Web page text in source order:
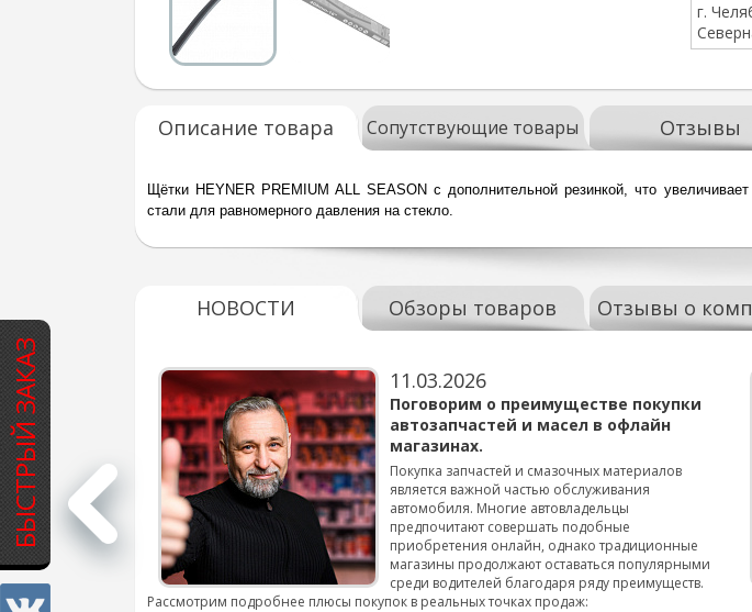
БЫСТРЫЙ ЗАКАЗ
г.
Описание товара Сопутствующие товары Отзывы
Щётки HEYNER PREMIUM ALL SEASON с дополнительной резинкой, что
стали для равномерного давления на стекло.
НОВОСТИ Обзоры товаров Отзывы о
для
смены шин на
подробнее...
11.03.2026
Поговорим о преимуществе покупки
автозапчастей и масел в офлайн
магазинах.
Покупка запчастей и смазочных материалов
является важной частью обслуживания
автомобиля. Многие автовладельцы
предпочитают совершать подобные
приобретения онлайн, однако традиционные
магазины продолжают оставаться популярными
среди водителей благодаря ряду преимуществ.
Рассмотрим подробнее плюсы покупок в реальных точках продаж: